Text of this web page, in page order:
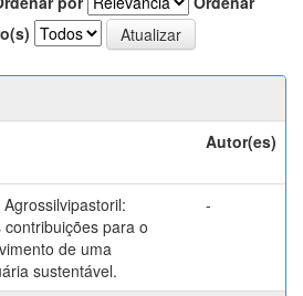
Autor(es)
contribuições para o
de uma
sustentável.
-